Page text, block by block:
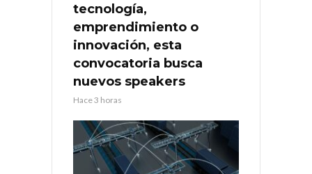
tecnología,
emprendimiento o
innovación, esta
convocatoria busca
nuevos speakers
Hace 3 horas